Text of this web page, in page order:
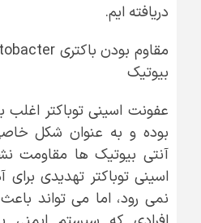
دریافته ایم.
بیوتیک
عفونت اسینی توباکتر
بوده و به عنوان شکل
آنتی بیوتیک ها مقاومت
اسینی توباکتر تهدیدی
نمی رود، اما می تواند